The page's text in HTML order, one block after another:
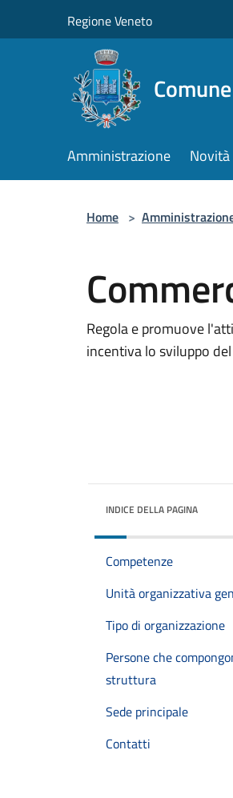
Regione Veneto
Amministrazione Novità
Home >
Regola e promuove
incentiva lo sviluppo
INDICE DELLA PAGINA
Competenze
Unità organizzativa
Tipo di organizzazione
Persone che
struttura
Sede principale
Contatti